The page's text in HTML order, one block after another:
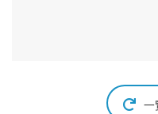
一